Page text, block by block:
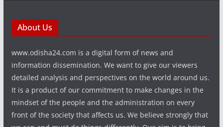
About Us
www.odisha24.com is a digital form of news and
information dissemination. We want to give our viewers
detailed analysis and perspectives on the world around us.
It is a product of our commitment to make changes in the
mindset of the people and the administration on every
front of the society that affects us. We believe strongly that